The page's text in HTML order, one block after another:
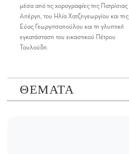
μέσα από τις χορογραφίες της Πατρίσιας
Απέργη, του Ηλία Χατζηγεωργίου και της
Εύας Γεωργιτσοπούλου και τη γλυπτική
εγκατάσταση του εικαστικού Πέτρου
Τουλούδη.
ΘΕΜΑΤΑ